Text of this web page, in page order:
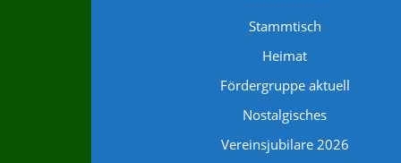
Stammtisch
Heimat
Fördergruppe aktuell
Nostalgisches
Vereinsjubilare 2026